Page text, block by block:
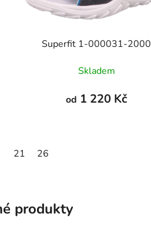
Superfit 1-000031-2000
Skladem
od 1 220 Kč
21 26
produkty